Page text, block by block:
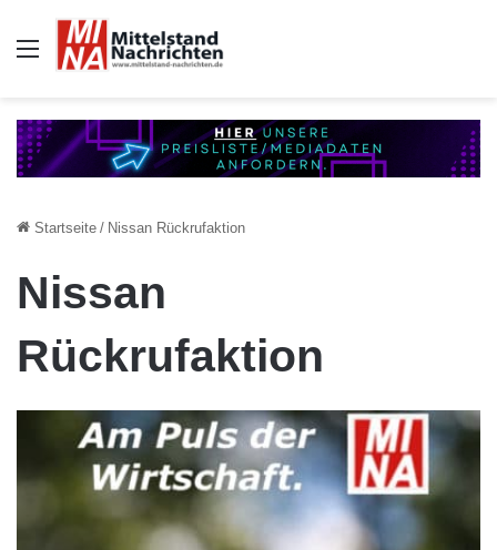
Auswahl
Startseite / Nissan Rückrufaktion
Nissan
Rückrufaktion